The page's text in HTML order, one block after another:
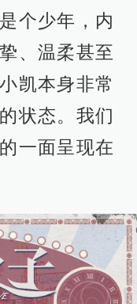
个少年，内
、温柔甚至
凯本身非常
状态。我们
一面呈现在